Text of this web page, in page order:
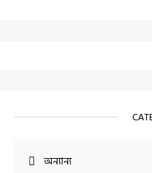
অন্যান্য